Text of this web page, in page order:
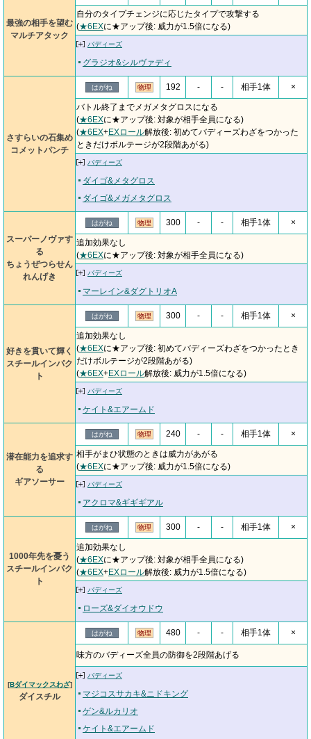
最強の相手を望む
マルチアタック
自分のタイプチェンジに応じたタイプで攻撃する
(★6EXに★アップ後: 威力が1.5倍になる)
バディーズ
グラジオ&シルヴァディ
さすらいの石集め
コメットパンチ
はがね 物理 192 - - 相手1体 ×
バトル終了までメガメタグロスになる
(★6EXに★アップ後: 対象が相手全員になる)
(★6EX+EXロール解放後: 初めてバディーズわざをつかった
ときだけボルテージが2段階あがる)
バディーズ
ダイゴ&メタグロス
ダイゴ&メガメタグロス
スーパーノヴァす
る
ちょうぜつらせん
れんげき
はがね 物理 300 - - 相手1体 ×
追加効果なし
(★6EXに★アップ後: 対象が相手全員になる)
バディーズ
マーレイン&ダグトリオA
好きを貫いて輝く
スチールインパク
ト
はがね 物理 300 - - 相手1体 ×
追加効果なし
(★6EXに★アップ後: 初めてバディーズわざをつかったとき
だけボルテージが2段階あがる)
(★6EX+EXロール解放後: 威力が1.5倍になる)
バディーズ
ケイト&エアームド
潜在能力を追求す
る
ギアソーサー
はがね 物理 240 - - 相手1体 ×
相手がまひ状態のときは威力があがる
(★6EXに★アップ後: 威力が1.5倍になる)
バディーズ
アクロマ&ギギギアル
1000年先を憂う
スチールインパク
ト
はがね 物理 300 - - 相手1体 ×
追加効果なし
(★6EXに★アップ後: 対象が相手全員になる)
(★6EX+EXロール解放後: 威力が1.5倍になる)
バディーズ
ローズ&ダイオウドウ
[Bダイマックスわざ]
ダイスチル
はがね 物理 480 - - 相手1体 ×
味方のバディーズ全員の防御を2段階あげる
バディーズ
マジコスサカキ&ニドキング
ゲン&ルカリオ
ケイト&エアームド